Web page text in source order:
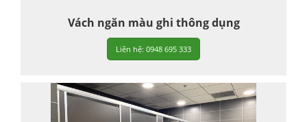
Vách ngăn màu ghi thông dụng
Liên hệ: 0948 695 333